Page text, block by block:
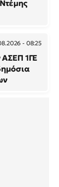
- 08:25
ΑΣΕΠ 1ΓΕ